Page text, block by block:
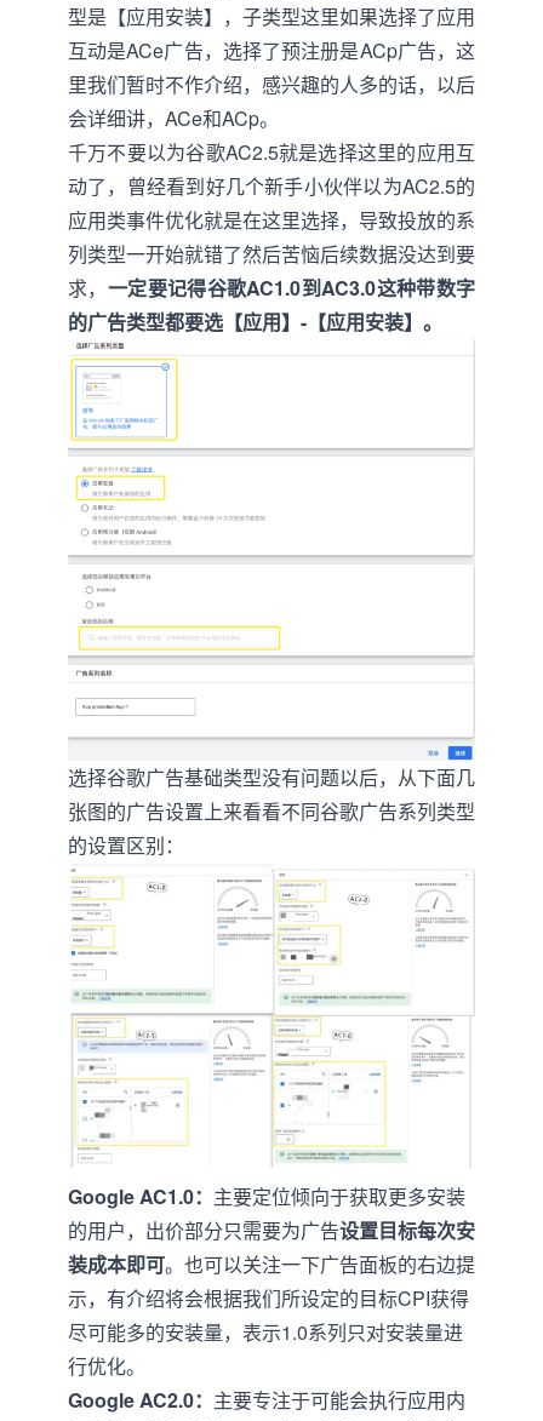
型是【应用安装】，子类型这里如果选择了应用
互动是ACe广告，选择了预注册是ACp广告，这
里我们暂时不作介绍，感兴趣的人多的话，以后
会详细讲，ACe和ACp。
千万不要以为谷歌AC2.5就是选择这里的应用互
动了，曾经看到好几个新手小伙伴以为AC2.5的
应用类事件优化就是在这里选择，导致投放的系
列类型一开始就错了然后苦恼后续数据没达到要
求， 一定要记得谷歌AC1.0到AC3.0这种带数字
的广告类型都要选【应用】-【应用安装】。
选择谷歌广告基础类型没有问题以后，从下面几
张图的广告设置上来看看不同谷歌广告系列类型
的设置区别：
Google AC1.0： 主要定位倾向于获取更多安装
的用户，出价部分只需要为广告设置目标每次安
装成本即可。也可以关注一下广告面板的右边提
示，有介绍将会根据我们所设定的目标CPI获得
尽可能多的安装量，表示1.0系列只对安装量进
行优化。
GoogleAC2.0： 主要专注于可能会执行应用内